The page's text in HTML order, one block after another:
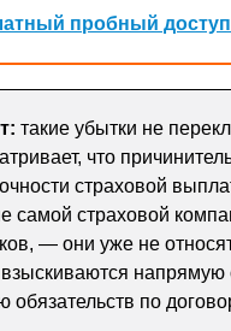
пробный
такие убытки не
что
страховой
самой страховой
— они уже не
напрямую
обязательств по